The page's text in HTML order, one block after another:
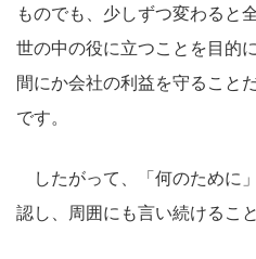
ものでも、少しずつ変わると
世の中の役に立つことを目的
間にか会社の利益を守ること
です。
したがって、「何のために
認し、周囲にも言い続けること